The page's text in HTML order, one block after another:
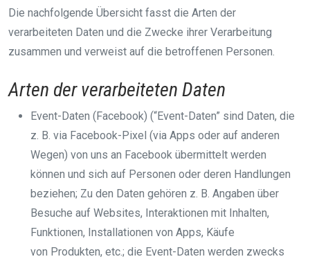
Die nachfolgende Übersicht fasst die Arten der
verarbeiteten Daten und die Zwecke ihrer Verarbeitung
zusammen und verweist auf die betroffenen Personen.
Arten der verarbeiteten Daten
Event-Daten (Facebook) (“Event-Daten” sind Daten, die
z. B. via Facebook-Pixel (via Apps oder auf anderen
Wegen) von uns an Facebook übermittelt werden
können und sich auf Personen oder deren Handlungen
beziehen; Zu den Daten gehören z. B. Angaben über
Besuche auf Websites, Interaktionen mit Inhalten,
Funktionen, Installationen von Apps, Käufe
von Produkten, etc.; die Event-Daten werden zwecks